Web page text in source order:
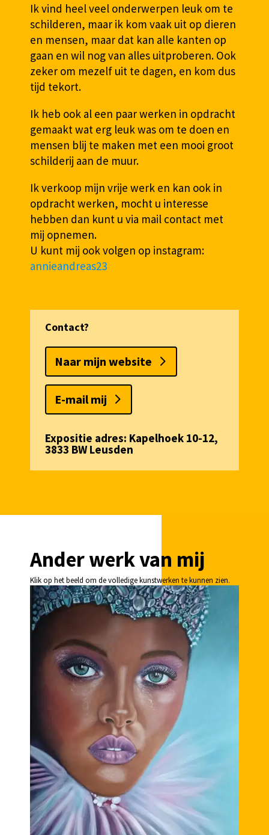
Ik vind heel veel onderwerpen leuk om te
schilderen, maar ik kom vaak uit op dieren
en mensen, maar dat kan alle kanten op
gaan en wil nog van alles uitproberen. Ook
zeker om mezelf uit te dagen, en kom dus
tijd tekort.
Ik heb ook al een paar werken in opdracht
gemaakt wat erg leuk was om te doen en
mensen blij te maken met een mooi groot
schilderij aan de muur.
Ik verkoop mijn vrije werk en kan ook in
opdracht werken, mocht u interesse
hebben dan kunt u via mail contact met
mij opnemen.
U kunt mij ook volgen op instagram:
annieandreas23
Contact?
Naar mijn website
E-mail mij
Expositie adres: Kapelhoek 10-12,
3833 BW Leusden
Ander werk van mij
Klik op het beeld om de volledige kunstwerken te kunnen zien.